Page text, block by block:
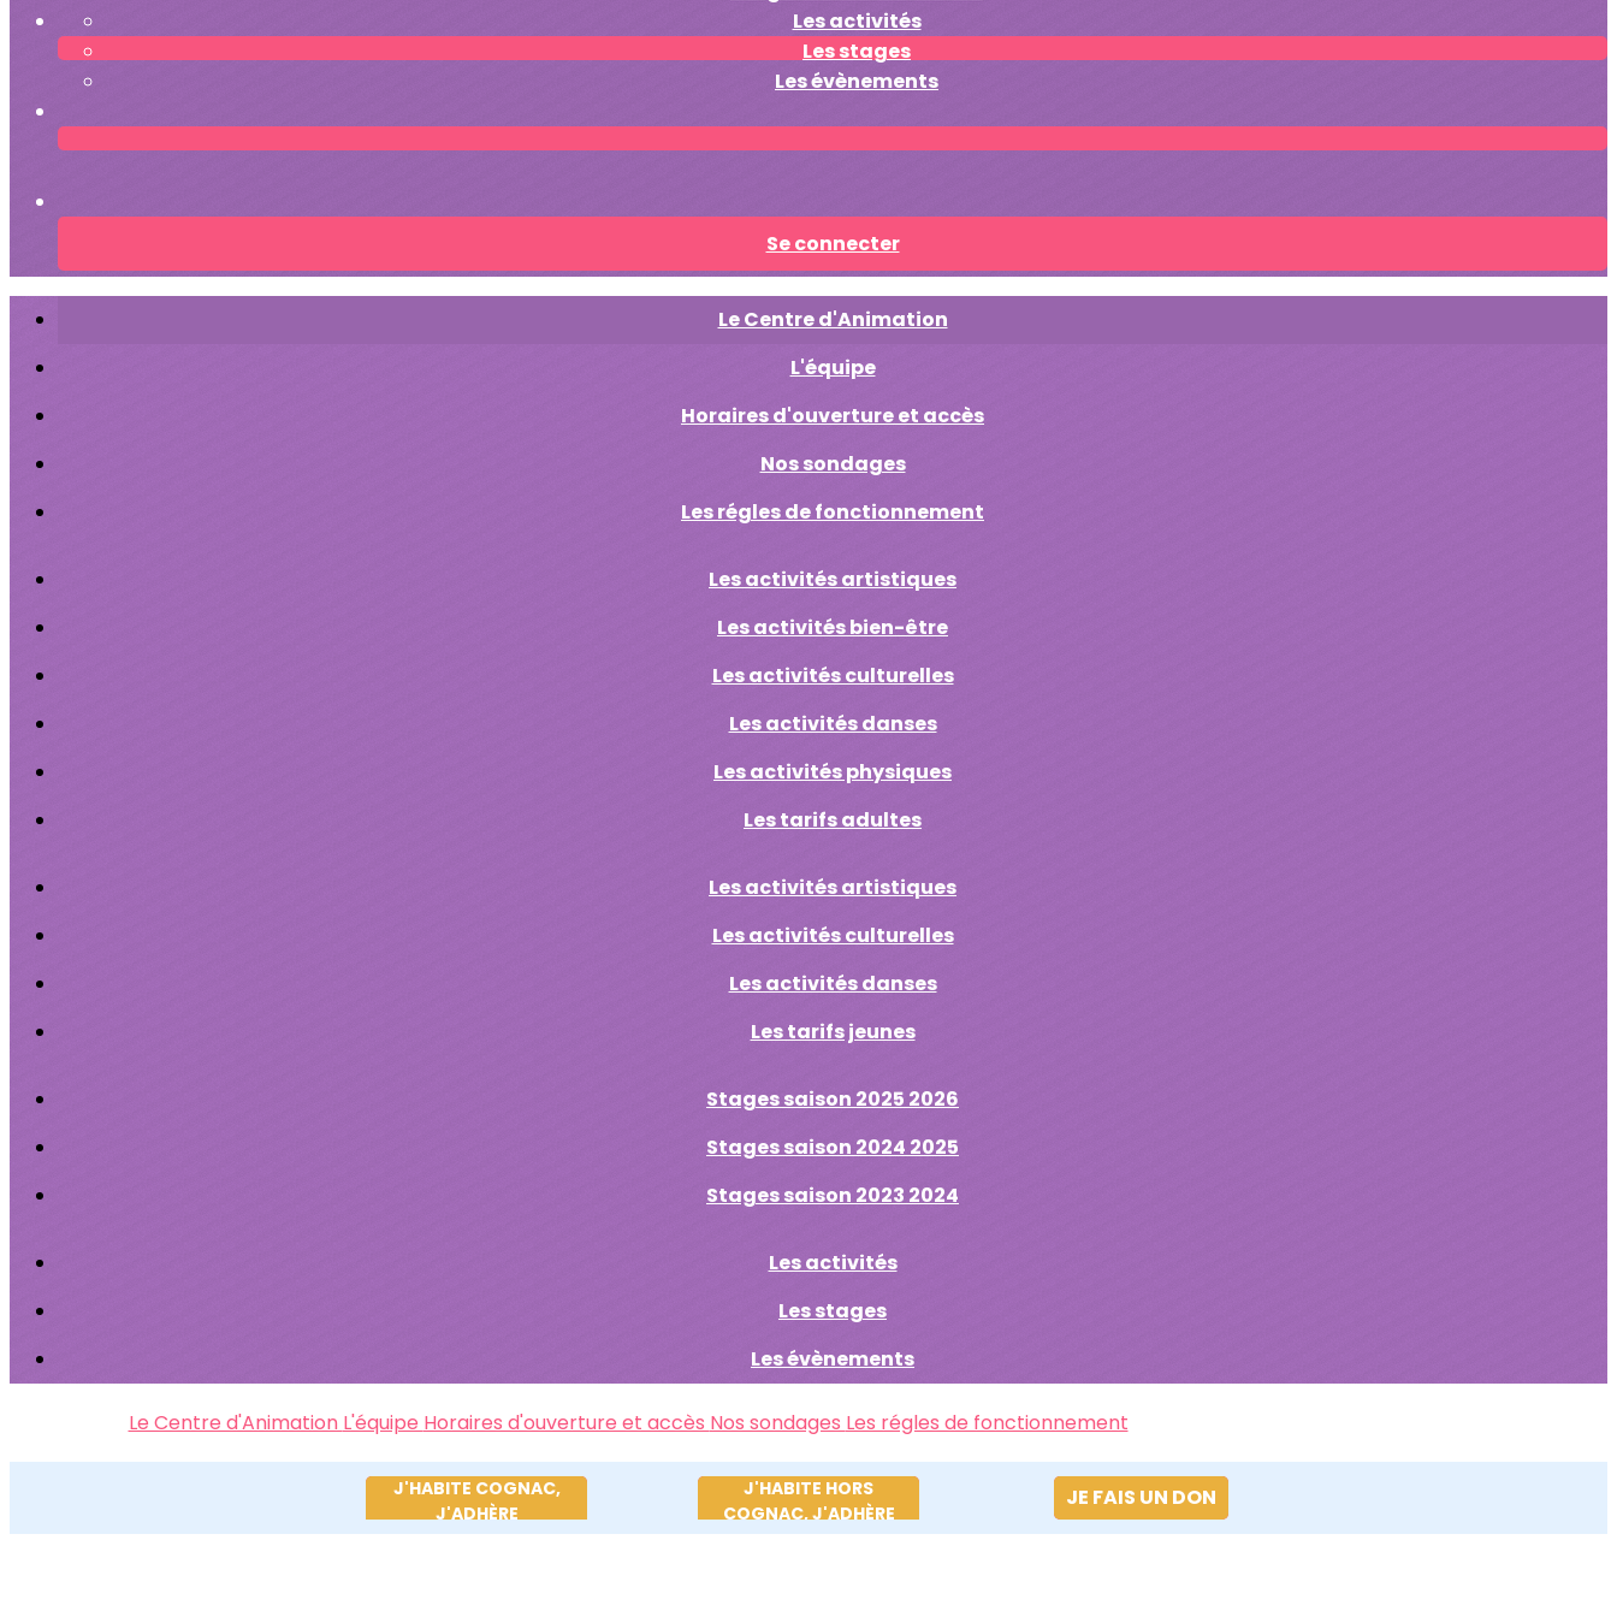
Les activités
Les stages
Les évènements
Se connecter
Le Centre d'Animation
L'équipe
Horaires d'ouverture et accès
Nos sondages
Les régles de fonctionnement
Les activités artistiques
Les activités bien-être
Les activités culturelles
Les activités danses
Les activités physiques
Les tarifs adultes
Les activités artistiques
Les activités culturelles
Les activités danses
Les tarifs jeunes
Stages saison 2025 2026
Stages saison 2024 2025
Stages saison 2023 2024
Les activités
Les stages
Les évènements
Le Centre d'Animation L'équipe Horaires d'ouverture et accès Nos sondages Les régles de fonctionnement
J'HABITE COGNAC,
J'ADHÈRE
J'HABITE HORS
COGNAC, J'ADHÈRE
JE FAIS UN DON